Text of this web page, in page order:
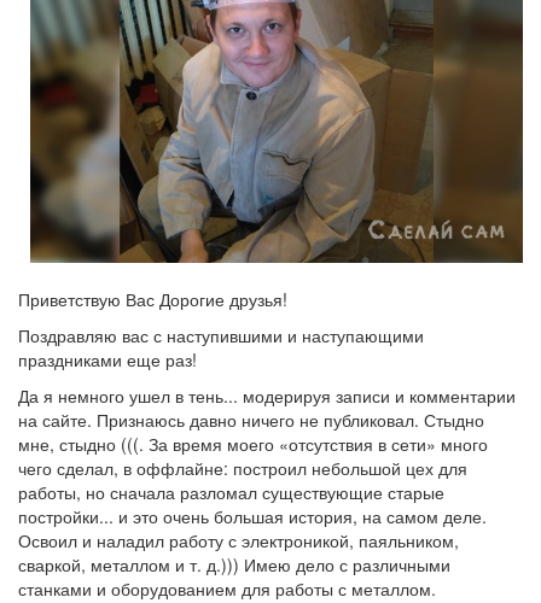
Приветствую Вас Дорогие друзья!
Поздравляю вас с наступившими и наступающими
праздниками еще раз!
Да я немного ушел в тень... модерируя записи и комментарии
на сайте. Признаюсь давно ничего не публиковал. Стыдно
мне, стыдно (((. За время моего «отсутствия в сети» много
чего сделал, в оффлайне: построил небольшой цех для
работы, но сначала разломал существующие старые
постройки... и это очень большая история, на самом деле.
Освоил и наладил работу с электроникой, паяльником,
сваркой, металлом и т. д.))) Имею дело с различными
станками и оборудованием для работы с металлом.